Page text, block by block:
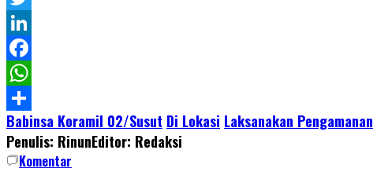
Twitter
LinkedIn
Facebook
WhatsApp
Share
Babinsa Koramil 02/Susut Di Lokasi Laksanakan Pengamanan
Penulis: RinunEditor: Redaksi
Komentar